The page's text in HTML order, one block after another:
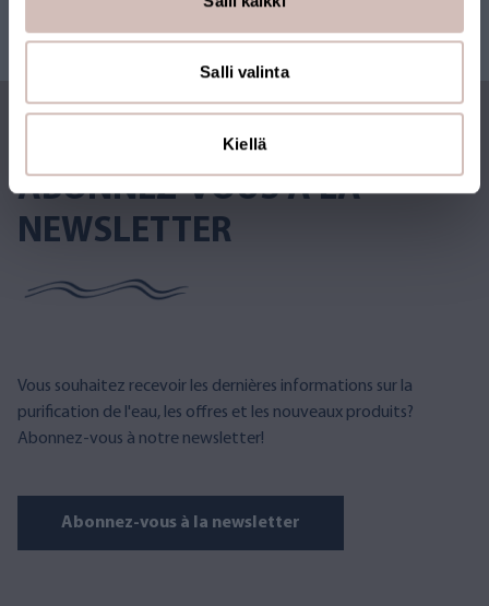
Salli valinta
Kiellä
ABONNEZ-VOUS À LA
NEWSLETTER
Vous souhaitez recevoir les dernières informations sur la
purification de l'eau, les offres et les nouveaux produits?
Abonnez-vous à notre newsletter!
Abonnez-vous à la newsletter